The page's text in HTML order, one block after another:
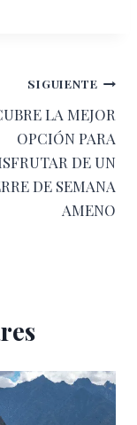
SIGUIENTE
LA MEJOR
OPCIÓN PARA
DE UN
DE SEMANA
AMENO